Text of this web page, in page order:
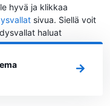
hyvä ja klikkaa
sivua. Siellä voit
haluat